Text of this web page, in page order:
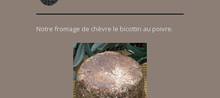
Notre fromage de chèvre le bicottin au poivre.